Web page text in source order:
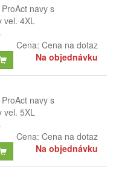
navy s
vel. 4XL
Cena: Cena na dotaz
Na objednávku
navy s
vel. 5XL
Cena: Cena na dotaz
Na objednávku